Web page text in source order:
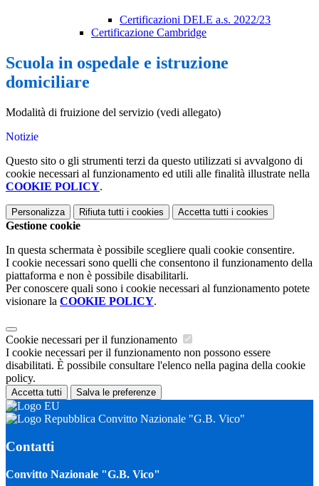
Certificazioni DELE a.s. 2022/23
Certificazione Cambridge
Scuola in ospedale e istruzione
domiciliare
Modalità di fruizione del servizio (vedi allegato)
Notizie
Questo sito o gli strumenti terzi da questo utilizzati si avvalgono di
cookie necessari al funzionamento ed utili alle finalità illustrate nella
COOKIE POLICY.
Personalizza Rifiuta tutti i cookies Accetta tutti i cookies
Gestione cookie
In questa schermata è possibile scegliere quali cookie consentire.
I cookie necessari sono quelli che consentono il funzionamento della
piattaforma e non è possibile disabilitarli.
Per conoscere quali sono i cookie necessari al funzionamento potete
visionare la COOKIE POLICY.
Cookie necessari per il funzionamento
I cookie necessari per il funzionamento non possono essere
disabilitati. È possibile consultare l'elenco nella pagina della cookie
policy.
Accetta tutti Salva le preferenze
Convitto Nazionale "G.B. Vico"
Contatti
Convitto Nazionale "G.B. Vico"